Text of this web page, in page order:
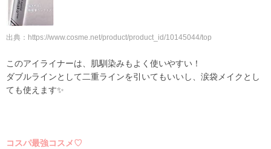
出典： https://www.cosme.net/product/product_id/10145044/top
このアイライナーは、肌馴染みもよく使いやすい！
ダブルラインとして二重ラインを引いてもいいし、涙袋メイクとし
ても使えます✨
コスパ最強コスメ♡